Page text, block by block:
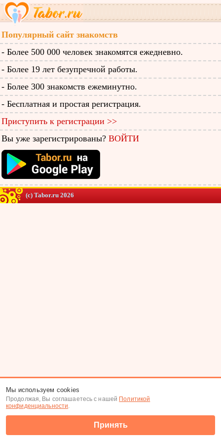
Популярный сайт знакомств
- Более 500 000 человек знакомятся ежедневно.
- Более 19 лет безупречной работы.
- Более 300 знакомств ежеминутно.
- Бесплатная и простая регистрация.
Приступить к регистрации >>
Вы уже зарегистрированы? ВОЙТИ
(c) Tabor.ru 2026
Мы используем cookies
Продолжая, Вы соглашаетесь с нашей Политикой
конфиденциальности.
Принять